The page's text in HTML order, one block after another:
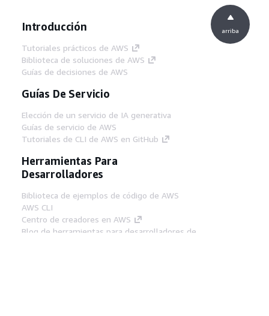
Introducción
Tutoriales prácticos de AWS
Biblioteca de soluciones de AWS
Guías de decisiones de AWS
Guías De Servicio
Elección de un servicio de IA generativa
Guías de servicio de AWS
Tutoriales de CLI de AWS en GitHub
Herramientas Para
Desarrolladores
Biblioteca de ejemplos de código de AWS
AWS CLI
Centro de creadores en AWS
Blog de herramientas para desarrolladores de
arriba